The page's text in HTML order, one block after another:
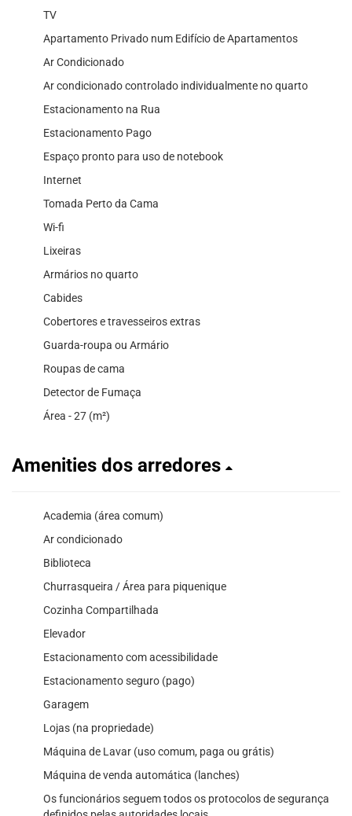
TV
Apartamento Privado num Edifício de Apartamentos
Ar Condicionado
Ar condicionado controlado individualmente no quarto
Estacionamento na Rua
Estacionamento Pago
Espaço pronto para uso de notebook
Internet
Tomada Perto da Cama
Wi-fi
Lixeiras
Armários no quarto
Cabides
Cobertores e travesseiros extras
Guarda-roupa ou Armário
Roupas de cama
Detector de Fumaça
Área - 27 (m²)
Amenities dos arredores
Academia (área comum)
Ar condicionado
Biblioteca
Churrasqueira / Área para piquenique
Cozinha Compartilhada
Elevador
Estacionamento com acessibilidade
Estacionamento seguro (pago)
Garagem
Lojas (na propriedade)
Máquina de Lavar (uso comum, paga ou grátis)
Máquina de venda automática (lanches)
Os funcionários seguem todos os protocolos de segurança